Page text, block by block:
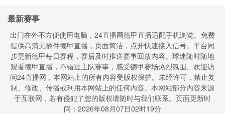
最新赛事
出门在外不方便使用电脑，24直播网德甲直播适配手机浏览。免费
提供高清无插件德甲直播，页面简洁，点开快速接入信号。平台同
步更新德甲每日赛程，赛后及时推送赛事回放内容。球迷随时随地
观看德甲直播，不错过主队赛事，感受德甲赛场热烈氛围。欢迎访
问24直播网，本网站上的所有内容受版权保护。未经许可，禁止复
制、修改、传播或利用本网站上的任何内容。本网站部分内容来源
于互联网，若有侵犯了您的版权请随时与我们联系。页面更新时
间：2026年08月07日02时19分